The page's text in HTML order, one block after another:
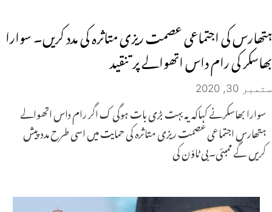
ہتھارس کی اجتماعی عصمت ریزی متاثرہ کی مدد کریں۔ سوارا
بھاسکر کی رام داس اتھوالے پر تنقید
ستمبر 30, 2020
سوارا بھاسکرنے کہاکہ یہ بہت بڑی بات ہوگی ک اگر رام داس اتھوالے
ہتھارس اجتماعی عصمت ریزی متاثرہ کی حمایت میں اسی طرح مدد پیش
کریں گے ممبئی۔بی ٹاؤن کی